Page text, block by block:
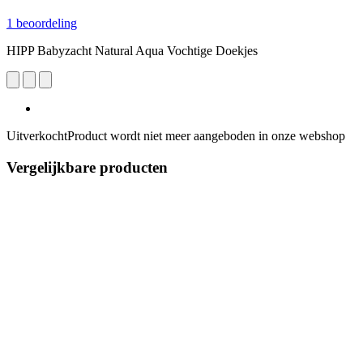
1 beoordeling
HIPP Babyzacht Natural Aqua Vochtige Doekjes
UitverkochtProduct wordt niet meer aangeboden in onze webshop
Vergelijkbare producten